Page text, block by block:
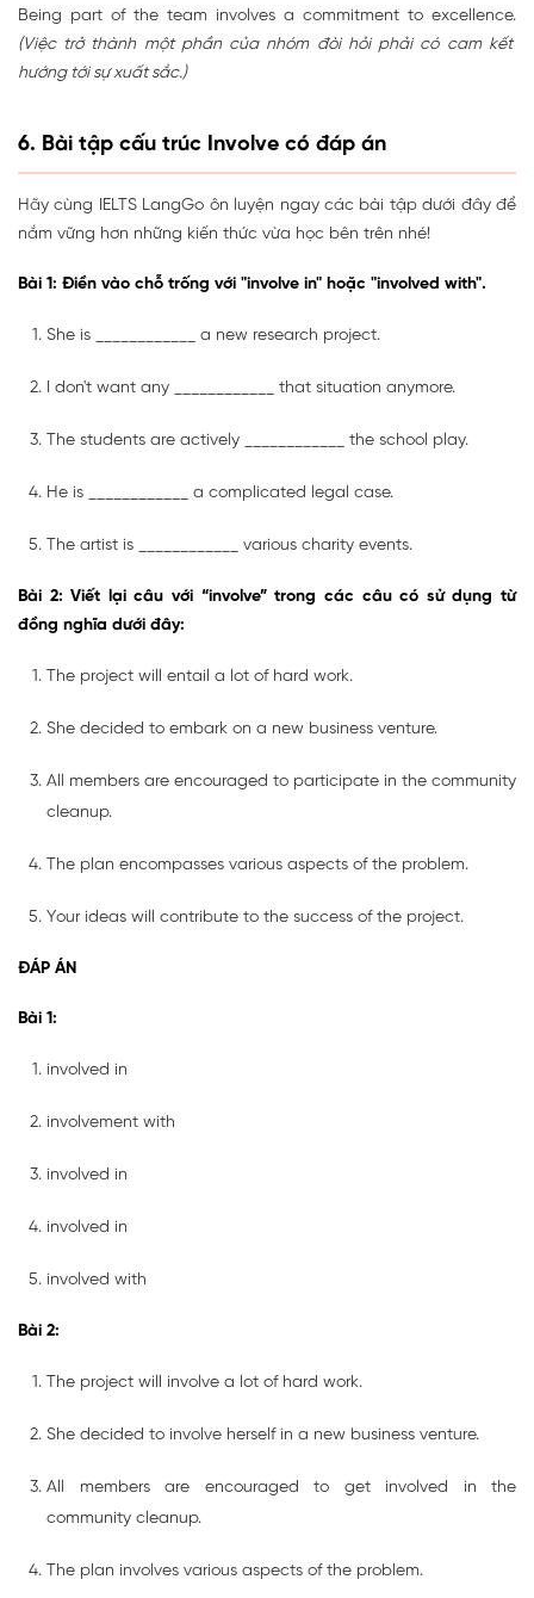
Being part of the team involves a commitment to excellence.
(Việc trở thành một phần của nhóm đòi hỏi phải có cam kết
hướng tới sự xuất sắc.)
6. Bài tập cấu trúc Involve có đáp án
Hãy cùng IELTS LangGo ôn luyện ngay các bài tập dưới đây để
nắm vững hơn những kiến thức vừa học bên trên nhé!
Bài 1: Điền vào chỗ trống với "involve in" hoặc "involved with".
She is ____________ a new research project.
I don't want any ____________ that situation anymore.
The students are actively ____________ the school play.
He is ____________ a complicated legal case.
The artist is ____________ various charity events.
Bài 2: Viết lại câu với “involve” trong các câu có sử dụng từ
đồng nghĩa dưới đây:
The project will entail a lot of hard work.
She decided to embark on a new business venture.
All members are encouraged to participate in the community
cleanup.
The plan encompasses various aspects of the problem.
Your ideas will contribute to the success of the project.
ĐÁP ÁN
Bài 1:
involved in
involvement with
involved in
involved in
involved with
Bài 2:
The project will involve a lot of hard work.
She decided to involve herself in a new business venture.
All members are encouraged to get involved in the
community cleanup.
The plan involves various aspects of the problem.